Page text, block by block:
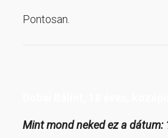
Pontosan.
Mint mond neked ez a dátum: